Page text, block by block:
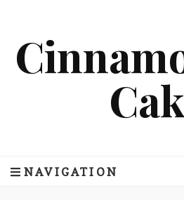
NAVIGATION